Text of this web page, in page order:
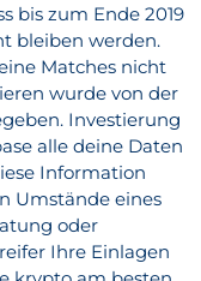
bis zum Ende 2019
bleiben werden.
Matches nicht
wurde von der
Investierung
alle deine Daten
Information
Umstände eines
oder
Ihre Einlagen